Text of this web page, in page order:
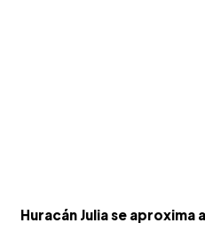
Huracán Julia se aproxima